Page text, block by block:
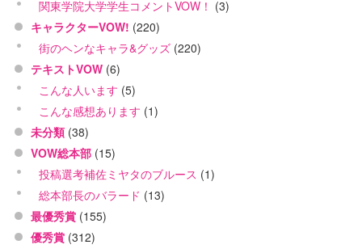
関東学院大学学生コメントVOW！ (3)
キャラクターVOW! (220)
街のヘンなキャラ&グッズ (220)
テキストVOW (6)
こんな人います (5)
こんな感想あります (1)
未分類 (38)
VOW総本部 (15)
投稿選考補佐ミヤタのブルース (1)
総本部長のバラード (13)
最優秀賞 (155)
優秀賞 (312)